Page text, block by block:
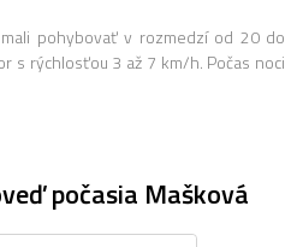
pohybovať v rozmedzí od 20 do
s rýchlosťou 3 až 7 km/h. Počas noci
počasia Mašková